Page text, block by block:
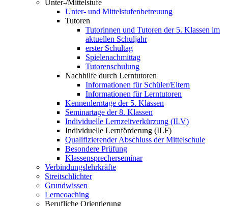
Unter-/Mittelstufe
Unter- und Mittelstufenbetreuung
Tutoren
Tutorinnen und Tutoren der 5. Klassen im
aktuellen Schuljahr
erster Schultag
Spielenachmittag
Tutorenschulung
Nachhilfe durch Lerntutoren
Informationen für Schüler/Eltern
Informationen für Lerntutoren
Kennenlerntage der 5. Klassen
Seminartage der 8. Klassen
Individuelle Lernzeitverkürzung (ILV)
Individuelle Lernförderung (ILF)
Qualifizierender Abschluss der Mittelschule
Besondere Prüfung
Klassensprecherseminar
Verbindungslehrkräfte
Streitschlichter
Grundwissen
Lerncoaching
Berufliche Orientierung